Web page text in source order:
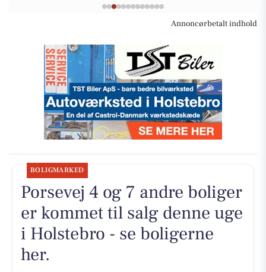
Annoncørbetalt indhold
BOLIGMARKED
Porsevej 4 og 7 andre boliger
er kommet til salg denne uge
i Holstebro - se boligerne
her.